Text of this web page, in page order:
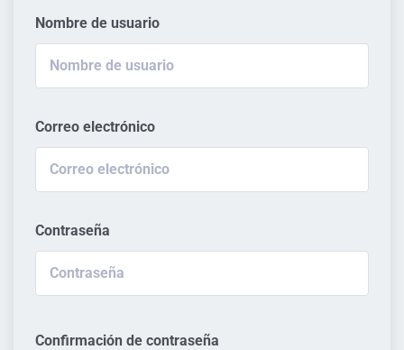
Nombre de usuario
Correo electrónico
Contraseña
Confirmación de contraseña